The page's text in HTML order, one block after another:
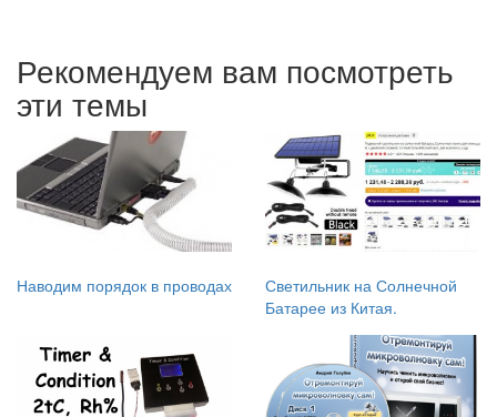
Рекомендуем вам посмотреть
эти темы
Наводим порядок в проводах
Светильник на Солнечной
Батарее из Китая.